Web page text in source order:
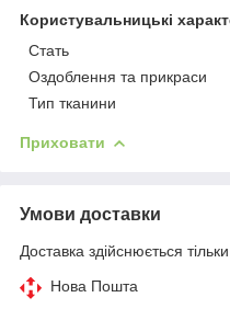
Користувальницькі
Стать
Оздоблення та прикраси
Тип тканини
Приховати
Умови доставки
Доставка здійснюється
Нова Пошта